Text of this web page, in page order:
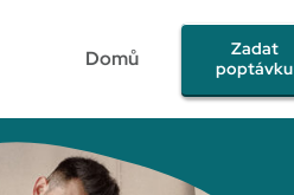
Domů
Zadat
poptávku